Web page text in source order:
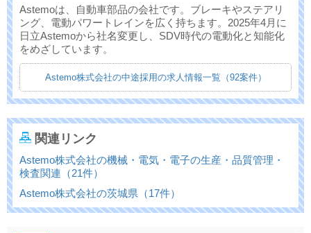
Astemoは、自動車部品の会社です。ブレーキやステアリ
ング、電動パワートレインを広く持ちます。2025年4月に
日立Astemoから社名変更し、SDV時代の電動化と知能化
をめざしています。
Astemo株式会社の中途採用の求人情報一覧（92案件）
関連リンク
Astemo株式会社の機械・電気・電子の生産・品質管理・
検査関連（21件）
Astemo株式会社の茨城県（17件）